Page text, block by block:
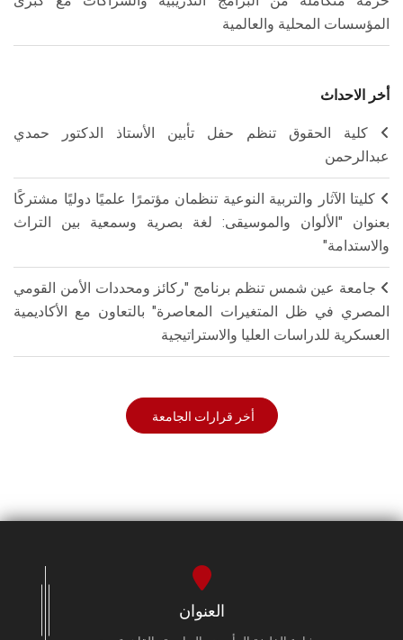
المؤسسات المحلية والعالمية
أخر الاحداث
كلية الحقوق تنظم حفل تأبين الأستاذ الدكتور حمدي
عبدالرحمن
كليتا الآثار والتربية النوعية تنظمان مؤتمرًا علميًا دوليًا مشتركًا
بعنوان "الألوان والموسيقى: لغة بصرية وسمعية بين التراث
والاستدامة"
جامعة عين شمس تنظم برنامج "ركائز ومحددات الأمن القومي
المصري في ظل المتغيرات المعاصرة" بالتعاون مع الأكاديمية
العسكرية للدراسات العليا والاستراتيجية
أخر قرارات الجامعة
العنوان